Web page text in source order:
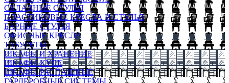
СКЛАДНЫЕ СТУЛЬЯ
ПЛАСТИКОВЫЕ КРЕСЛА И СТУЛЬЯ
БАРНЫЕ СТУЛЬЯ
ОФИСНЫЕ КРЕСЛА
ТАБУРЕТЫ
ШКАФЫ И ХРАНЕНИЕ
ШКАФЫ-КУПЕ
ШКАФЫ-РАСПАШНЫЕ